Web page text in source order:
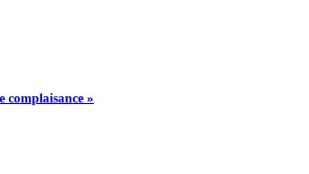
complaisance »